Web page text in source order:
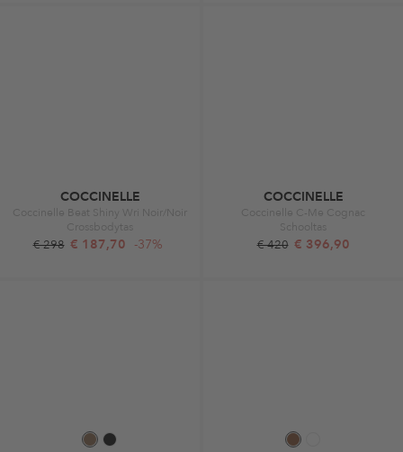
COCCINELLE
Coccinelle Beat Shiny Wri Noir/Noir
Crossbodytas
€ 298 € 187,70 -37%
COCCINELLE
Coccinelle C-Me Cognac
Schooltas
€ 420 € 396,90